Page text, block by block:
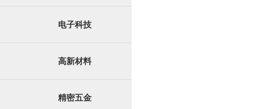
电子科技
高新材料
精密五金